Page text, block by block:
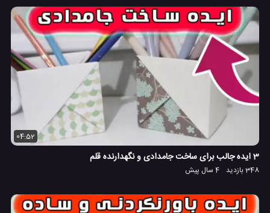
04:52
3 ایده جالب برای ساخت جامدادی و نگهدارنده قلم
348 بازدید 4 سال پیش